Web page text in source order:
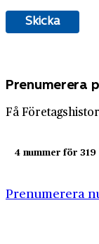
Prenumerera
Få
4 nummer för 319
Prenumerera